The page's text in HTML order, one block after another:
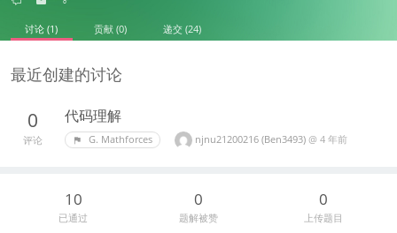
讨论 (1) 贡献 (0) 递交 (24)
最近创建的讨论
0
评论
代码理解
G. Mathforces njnu21200216 (Ben3493) @ 4 年前
10
已通过
0
题解被赞
0
上传题目